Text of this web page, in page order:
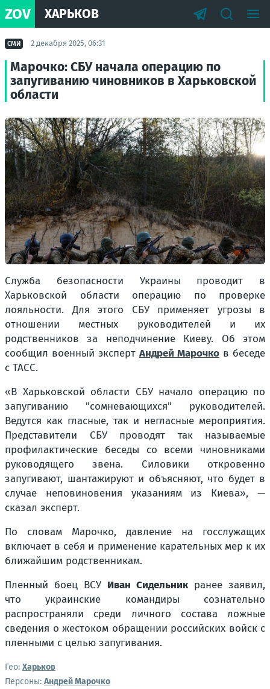
ZOV ХАРЬКОВ
СМИ 2 декабря 2025, 06:31
Марочко: СБУ начала операцию по
запугиванию чиновников в Харьковской
области
Служба безопасности Украины проводит в
Харьковской области операцию по проверке
лояльности. Для этого СБУ применяет угрозы в
отношении местных руководителей и их
родственников за неподчинение Киеву. Об этом
сообщил военный эксперт Андрей Марочко в беседе
с ТАСС.
«В Харьковской области СБУ начало операцию по
запугиванию "сомневающихся" руководителей.
Ведутся как гласные, так и негласные мероприятия.
Представители СБУ проводят так называемые
профилактические беседы со всеми чиновниками
руководящего звена. Силовики откровенно
запугивают, шантажируют и объясняют, что будет в
случае неповиновения указаниям из Киева», —
сказал эксперт.
По словам Марочко, давление на госслужащих
включает в себя и применение карательных мер к их
ближайшим родственникам.
Пленный боец ВСУ Иван Сидельникранее заявил,
что украинские командиры сознательно
распространяли среди личного состава ложные
сведения о жестоком обращении российских войск с
пленными с целью запугивания.
Гео: Харьков
Персоны: Андрей Марочко